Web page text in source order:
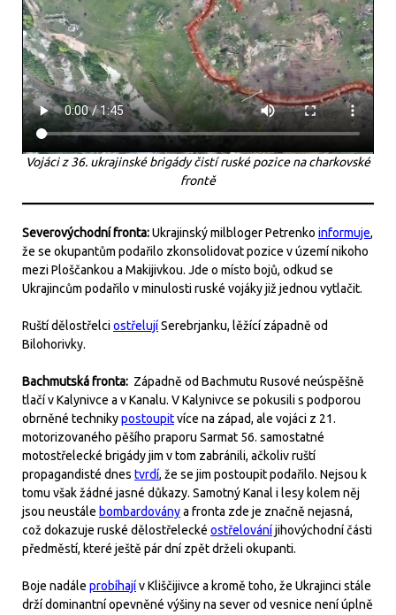
Vojáci z 36. ukrajinské brigády čistí ruské pozice na charkovské
frontě
Severovýchodní fronta:Ukrajinský milbloger Petrenko informuje,
že se okupantům podařilo zkonsolidovat pozice v území nikoho
mezi Ploščankou a Makijivkou. Jde o místo bojů, odkud se
Ukrajincům podařilo v minulosti ruské vojáky již jednou vytlačit.
Ruští dělostřelciostřelujíSerebrjanku, lěžící západně od
Bilohorivky.
Bachmutská fronta: Západně od Bachmutu Rusové neúspěšně
tlačí v Kalynivce a v Kanalu. V Kalynivce se pokusili s podporou
obrněné technikypostoupitvíce na západ, ale vojáci z 21.
motorizovaného pěšího praporu Sarmat 56. samostatné
motostřelecké brigády jim v tom zabránili, ačkoliv ruští
propagandisté dnes tvrdí, že se jim postoupit podařilo. Nejsou k
tomu však žádné jasné důkazy. Samotný Kanal i lesy kolem něj
jsou neustále bombardoványa fronta zde je značně nejasná,
což dokazuje ruské dělostřelecké ostřelováníjihovýchodní části
předměstí, které ještě pár dní zpět drželi okupanti.
Boje nadále probíhajív Kliščijivce a kromě toho, že Ukrajinci stále
drží dominantní opevněné výšiny na sever od vesnice není úplně